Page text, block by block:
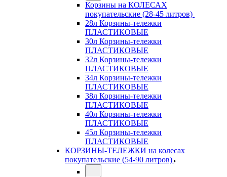
Корзины на КОЛЕСАХ
покупательские (28-45 литров)
28л Корзины-тележки
ПЛАСТИКОВЫЕ
30л Корзины-тележки
ПЛАСТИКОВЫЕ
32л Корзины-тележки
ПЛАСТИКОВЫЕ
34л Корзины-тележки
ПЛАСТИКОВЫЕ
38л Корзины-тележки
ПЛАСТИКОВЫЕ
40л Корзины-тележки
ПЛАСТИКОВЫЕ
45л Корзины-тележки
ПЛАСТИКОВЫЕ
КОРЗИНЫ-ТЕЛЕЖКИ на колесах
покупательские (54-90 литров)